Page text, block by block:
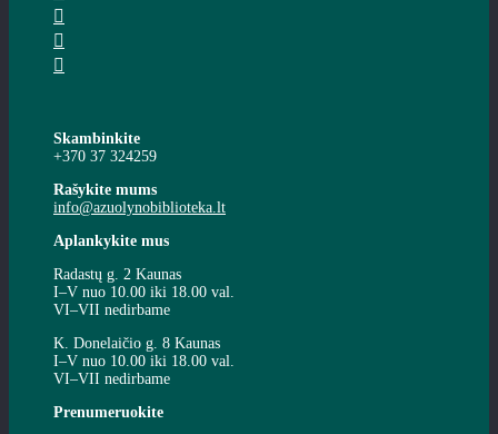
Skambinkite
+370 37 324259
Rašykite mums
info@azuolynobiblioteka.lt
Aplankykite mus
Radastų g. 2 Kaunas
I–V nuo 10.00 iki 18.00 val.
VI–VII nedirbame
K. Donelaičio g. 8 Kaunas
I–V nuo 10.00 iki 18.00 val.
VI–VII nedirbame
Prenumeruokite